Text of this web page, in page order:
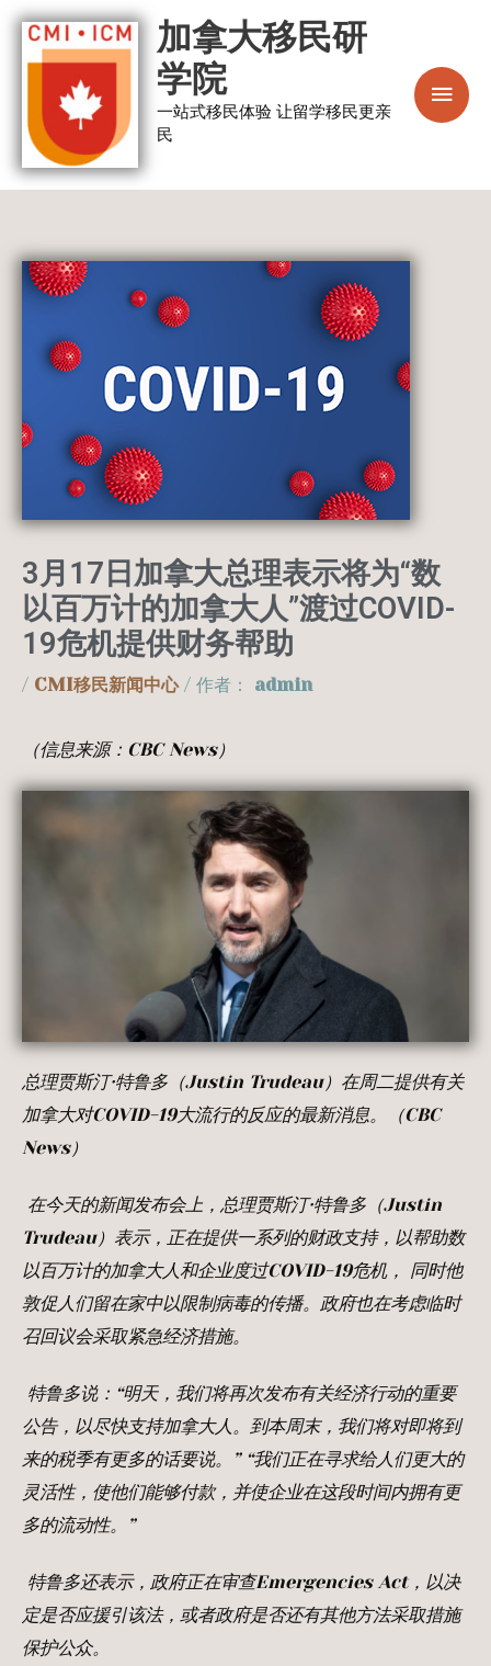
跳
加拿大移民研
学院
一站式移民体验 让留学移民更亲
民
菜
单
3月17日加拿大总理表示将为“数
以百万计的加拿大人”渡过COVID-
19危机提供财务帮助
/ CMI移民新闻中心/ 作者： admin
（信息来源： CBC News）
总理贾斯汀·特鲁多（Justin Trudeau）在周二提供有关
加拿大对COVID-19大流行的反应的最新消息。（CBC
News）
在今天的新闻发布会上，总理贾斯汀·特鲁多（Justin
Trudeau）表示，正在提供一系列的财政支持，以帮助数
以百万计的加拿大人和企业度过COVID-19危机， 同时他
敦促人们留在家中以限制病毒的传播。政府也在考虑临时
召回议会采取紧急经济措施。
特鲁多说：“明天，我们将再次发布有关经济行动的重要
公告，以尽快支持加拿大人。到本周末，我们将对即将到
来的税季有更多的话要说。” “我们正在寻求给人们更大的
灵活性，使他们能够付款，并使企业在这段时间内拥有更
多的流动性。”
特鲁多还表示，政府正在审查Emergencies Act，以决
定是否应援引该法，或者政府是否还有其他方法采取措施
保护公众。